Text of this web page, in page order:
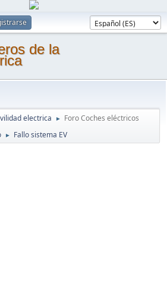
electrica ► Foro Coches eléctricos
► Fallo sistema EV